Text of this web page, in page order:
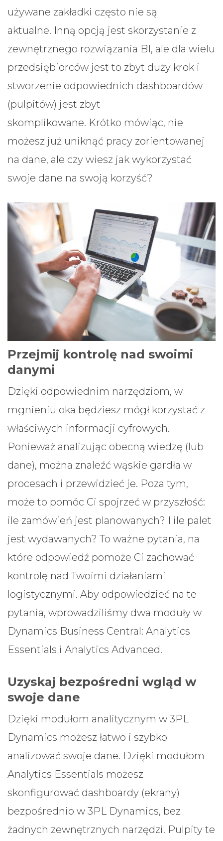
używane zakładki często nie są
aktualne. Inną opcją jest skorzystanie z
zewnętrznego rozwiązania BI, ale dla wielu
przedsiębiorców jest to zbyt duży krok i
stworzenie odpowiednich dashboardów
(pulpitów) jest zbyt
skomplikowane. Krótko mówiąc, nie
możesz już uniknąć pracy zorientowanej
na dane, ale czy wiesz jak wykorzystać
swoje dane na swoją korzyść?
Przejmij kontrolę nad swoimi
danymi
Dzięki odpowiednim narzędziom, w
mgnieniu oka będziesz mógł korzystać z
właściwych informacji cyfrowych.
Ponieważ analizując obecną wiedzę (lub
dane), można znaleźć wąskie gardła w
procesach i przewidzieć je. Poza tym,
może to pomóc Ci spojrzeć w przyszłość:
ile zamówień jest planowanych? I ile palet
jest wydawanych? To ważne pytania, na
które odpowiedź pomoże Ci zachować
kontrolę nad Twoimi działaniami
logistycznymi. Aby odpowiedzieć na te
pytania, wprowadziliśmy dwa moduły w
Dynamics Business Central: Analytics
Essentials i Analytics Advanced.
Uzyskaj bezpośredni wgląd w
swoje dane
Dzięki modułom analitycznym w 3PL
Dynamics możesz łatwo i szybko
analizować swoje dane. Dzięki modułom
Analytics Essentials możesz
skonfigurować dashboardy (ekrany)
bezpośrednio w 3PL Dynamics, bez
żadnych zewnętrznych narzędzi. Pulpity te